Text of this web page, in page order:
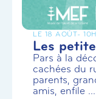
LE 18 AOÛT-
Les
Pars à la
cachées du
parents,
amis, enfile ...